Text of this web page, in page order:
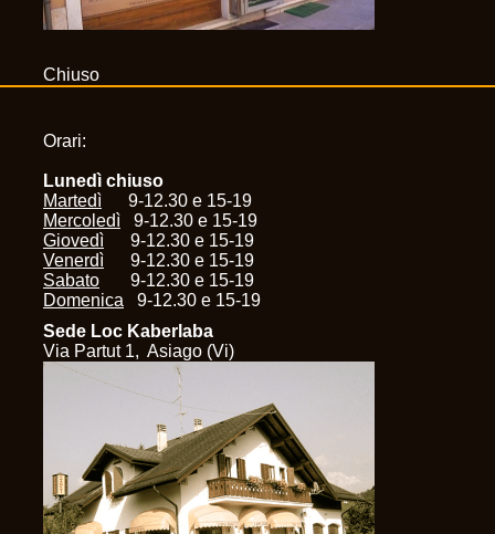
Chiuso
Orari:
Lunedì chiuso
Martedì 9-12.30 e 15-19
Mercoledì 9-12.30 e 15-19
Giovedì 9-12.30 e 15-19
Venerdì 9-12.30 e 15-19
Sabato 9-12.30 e 15-19
Domenica 9-12.30 e 15-19
Sede Loc Kaberlaba
Via Partut 1, Asiago (Vi)